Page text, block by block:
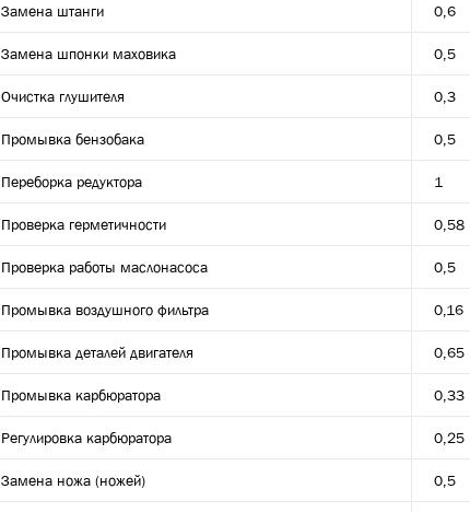
Замена штанги 0,6
Замена шпонки маховика 0,5
Очистка глушителя 0,3
Промывка бензобака 0,5
Переборка редуктора 1
Проверка герметичности 0,58
Проверка работы маслонасоса 0,5
Промывка воздушного фильтра 0,16
Промывка деталей двигателя 0,65
Промывка карбюратора 0,33
Регулировка карбюратора 0,25
Замена ножа (ножей) 0,5